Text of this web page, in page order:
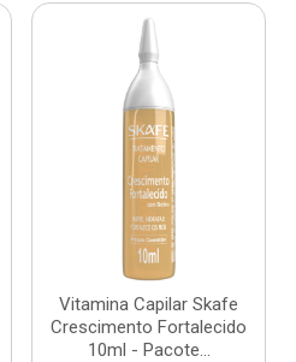
Vitamina Capilar Skafe
Crescimento Fortalecido
10ml - Pacote...